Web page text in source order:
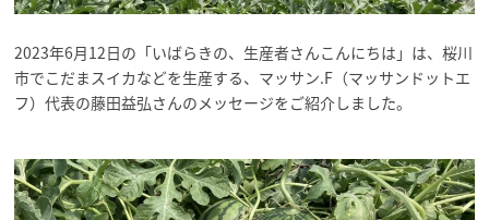
2023年6月12日の「いばらきの、生産者さんこんにちは」は、桜川
市でこだまスイカなどを生産する、マッサン.F（マッサンドットエ
フ）代表の藤田益弘さんのメッセージをご紹介しました。